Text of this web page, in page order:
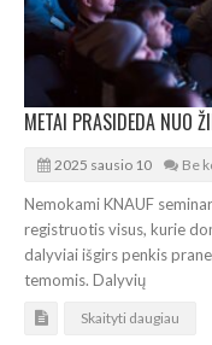
2025 sausio 10 Be
Nemokami KNAUF
registruotis visus, kurie
dalyviai išgirs penkis
temomis. Dalyvių
Skaityti daugiau